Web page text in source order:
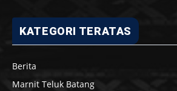
KATEGORI TERATAS
Berita
Marnit Teluk Batang